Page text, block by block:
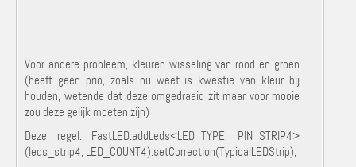
Voor andere probleem, kleuren wisseling van rood en groen
(heeft geen prio, zoals nu weet is kwestie van kleur bij
houden, wetende dat deze omgedraaid zit maar voor mooie
zou deze gelijk moeten zijn)
Deze regel: FastLED.addLeds<LED_TYPE, PIN_STRIP4>
(leds_strip4, LED_COUNT4).setCorrection(TypicalLEDStrip);